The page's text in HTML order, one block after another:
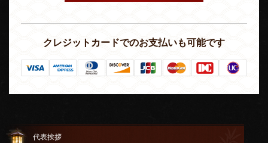
クレジットカードでのお支払いも可能です
代表挨拶